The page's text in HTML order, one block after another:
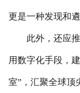
更是一种发现和
此外，还应推
用数字化手段，
室”，汇聚全球顶